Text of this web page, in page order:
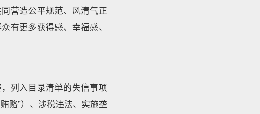
营造公平规范、风清气正
有更多获得感、幸福感、
列入目录清单的失信事项
赂”）、涉税违法、实施垄